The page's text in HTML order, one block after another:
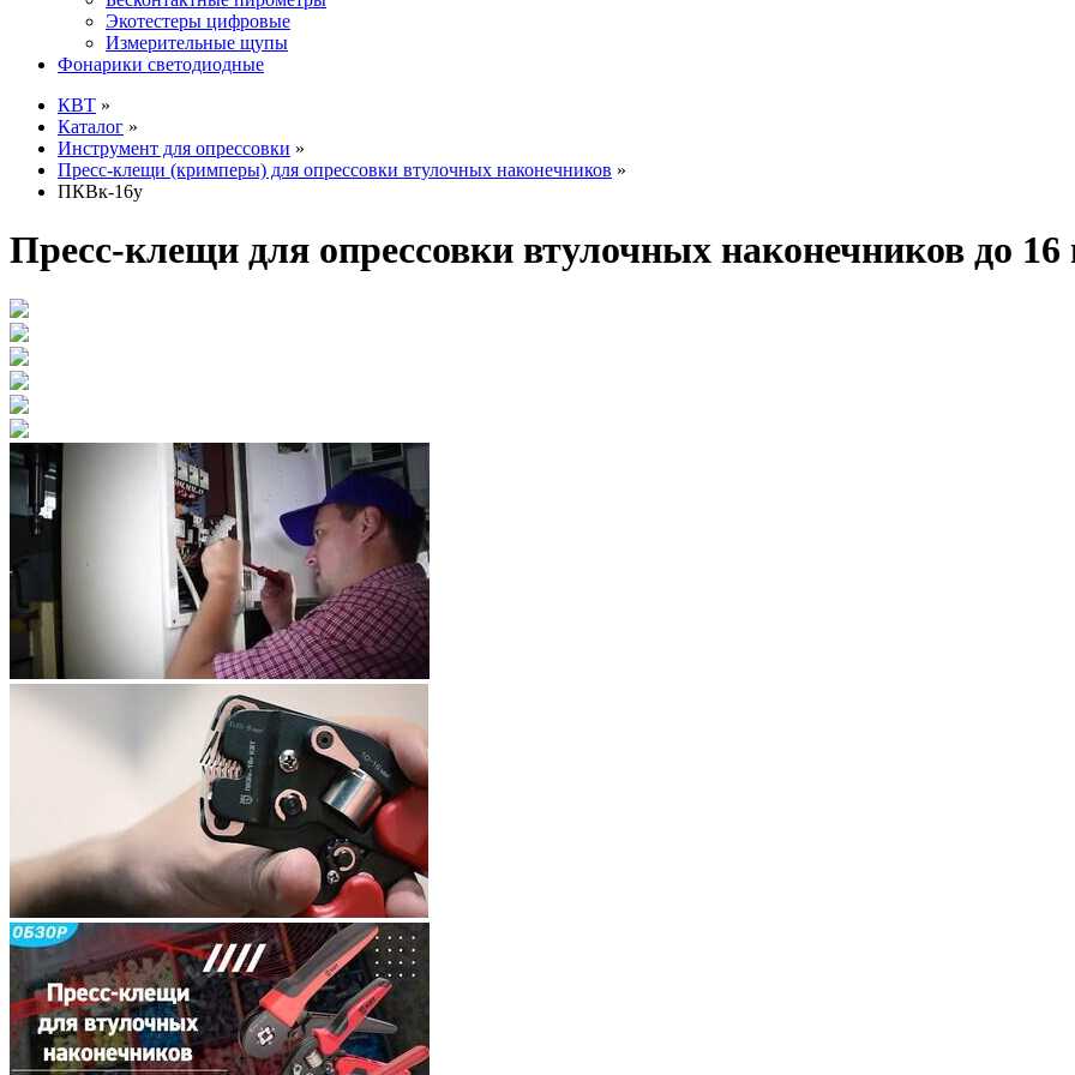
Экотестеры цифровые
Измерительные щупы
Фонарики светодиодные
КВТ »
Каталог »
Инструмент для опрессовки »
Пресс-клещи (кримперы) для опрессовки втулочных наконечников »
ПКВк-16у
Пресс-клещи для опрессовки втулочных наконечников до 16